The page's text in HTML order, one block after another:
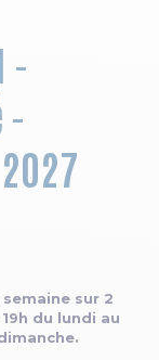
-
-
sur 2
du lundi au